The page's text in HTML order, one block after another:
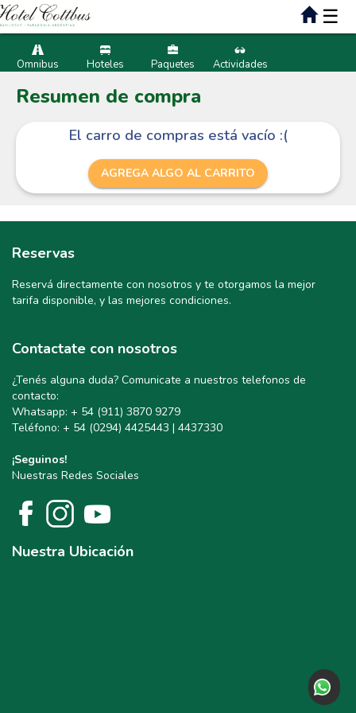
☰
Omnibus Hoteles Paquetes Actividades
Resumen de compra
El carro de compras está vacío :(
AGREGA ALGO AL CARRITO
Reservas
Reservá directamente con nosotros y te otorgamos la mejor
tarifa disponible, y las mejores condiciones.
Contactate con nosotros
¿Tenés alguna duda? Comunicate a nuestros telefonos de
contacto:
Whatsapp: + 54 (911) 3870 9279
Teléfono: + 54 (0294) 4425443 | 4437330
¡Seguinos!
Nuestras Redes Sociales
Nuestra Ubicación